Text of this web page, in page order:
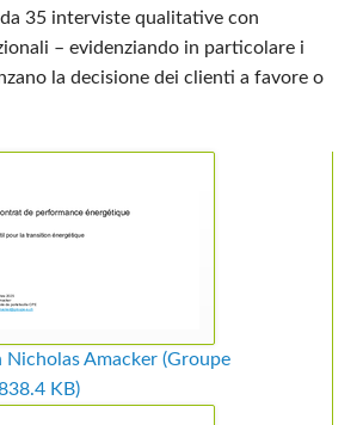
35 interviste qualitative con
– evidenziando in particolare i
la decisione dei clienti a favore o
Nicholas Amacker (Groupe
KB)